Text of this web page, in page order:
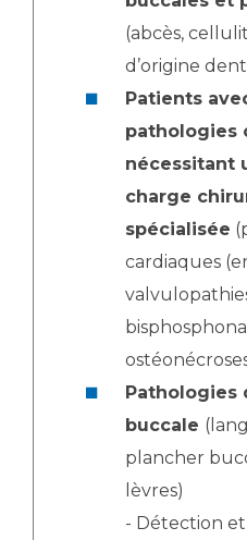
(abcès,
d’origine
Patients
pathologies
nécessitant
charge
spécialisée
cardiaques
Pathologies
buccale
plancher
lèvres)
- Détection